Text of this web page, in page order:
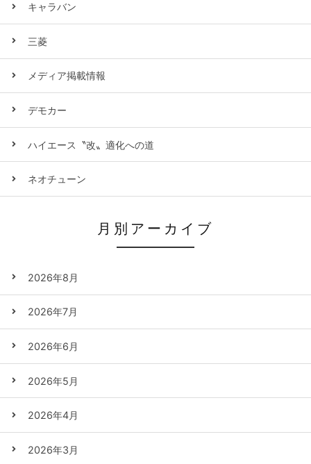
キャラバン
三菱
メディア掲載情報
デモカー
ハイエース〝改〟適化への道
ネオチューン
月別アーカイブ
2026年8月
2026年7月
2026年6月
2026年5月
2026年4月
2026年3月